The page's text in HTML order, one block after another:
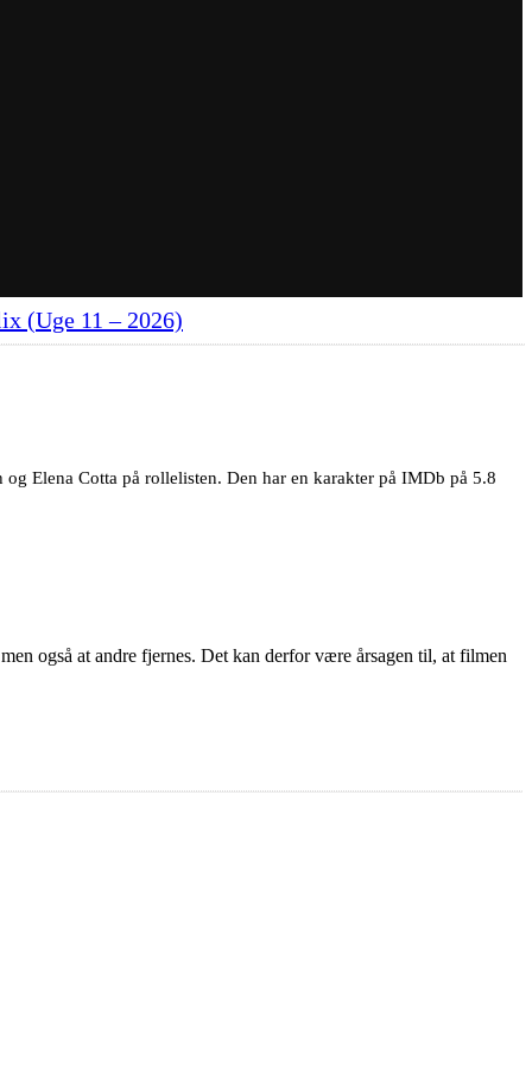
(Uge 11 – 2026)
Elena Cotta på rollelisten. Den har en karakter på IMDb på 5.8
også at andre fjernes. Det kan derfor være årsagen til, at filmen